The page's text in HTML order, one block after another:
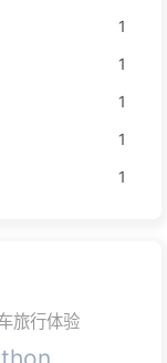
1
1
1
1
1
旅行体验